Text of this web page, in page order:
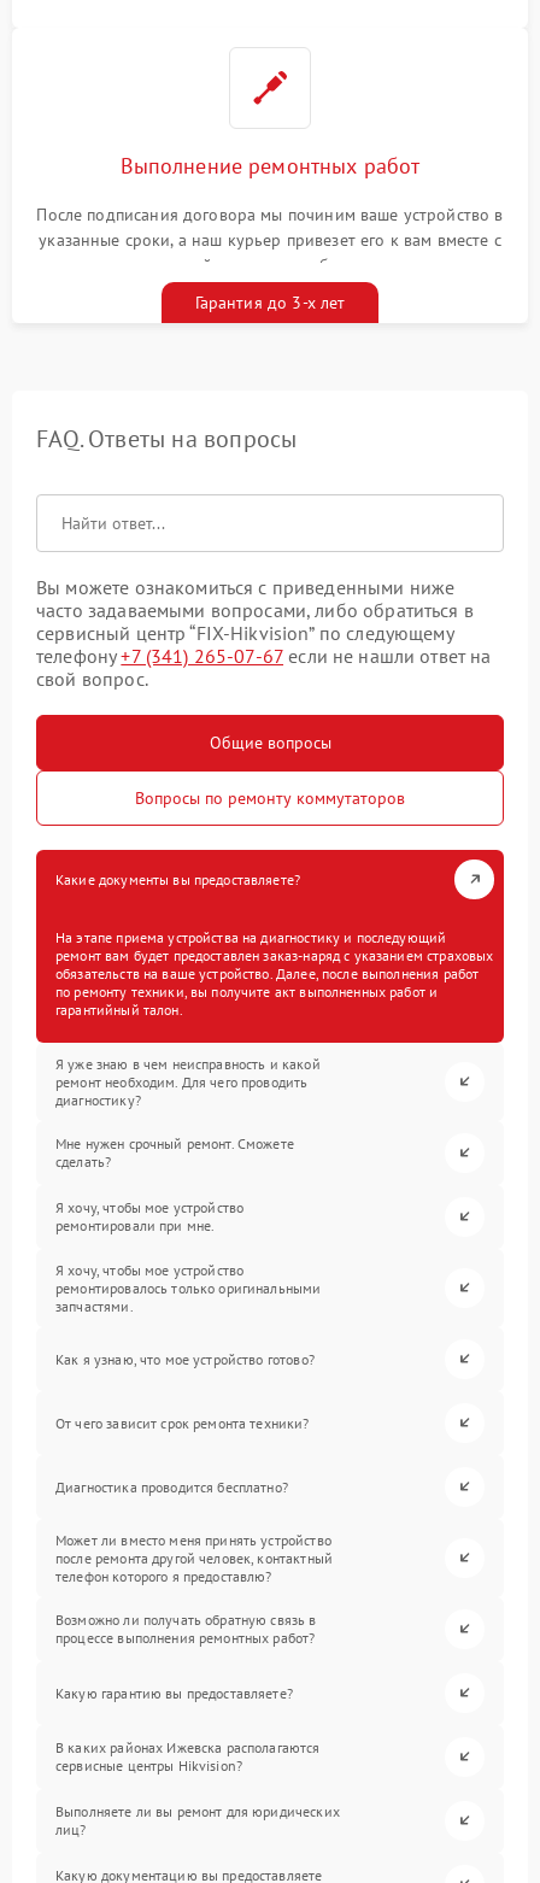
Выполнение ремонтных работ
После подписания договора мы починим ваше устройство в
указанные сроки, а наш курьер привезет его к вам вместе с
гарантийным талоном бесплатно
Гарантия до 3-х лет
FAQ. Ответы на вопросы
Вы можете ознакомиться с приведенными ниже
часто задаваемыми вопросами, либо обратиться в
сервисный центр “FIX-Hikvision” по следующему
телефону+7 (341) 265-07-67 если не нашли ответ на
свой вопрос.
Общие вопросы
Вопросы по ремонту коммутаторов
Какие документы вы предоставляете?
На этапе приема устройства на диагностику и последующий
ремонт вам будет предоставлен заказ-наряд с указанием страховых
обязательств на ваше устройство. Далее, после выполнения работ
по ремонту техники, вы получите акт выполненных работ и
гарантийный талон.
Я уже знаю в чем неисправность и какой
ремонт необходим. Для чего проводить
диагностику?
Мне нужен срочный ремонт. Сможете
сделать?
Я хочу, чтобы мое устройство
ремонтировали при мне.
Я хочу, чтобы мое устройство
ремонтировалось только оригинальными
запчастями.
Как я узнаю, что мое устройство готово?
От чего зависит срок ремонта техники?
Диагностика проводится бесплатно?
Может ли вместо меня принять устройство
после ремонта другой человек, контактный
телефон которого я предоставлю?
Возможно ли получать обратную связь в
процессе выполнения ремонтных работ?
Какую гарантию вы предоставляете?
В каких районах Ижевска располагаются
сервисные центры Hikvision?
Выполняете ли вы ремонт для юридических
лиц?
Какую документацию вы предоставляете